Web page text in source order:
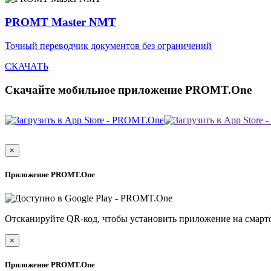
PROMT Master NMT
Точный переводчик документов без ограничений
СКАЧАТЬ
Скачайте мобильное приложение PROMT.One
×
Приложение PROMT.One
Отсканируйте QR-код, чтобы установить приложение на
×
Приложение PROMT.One